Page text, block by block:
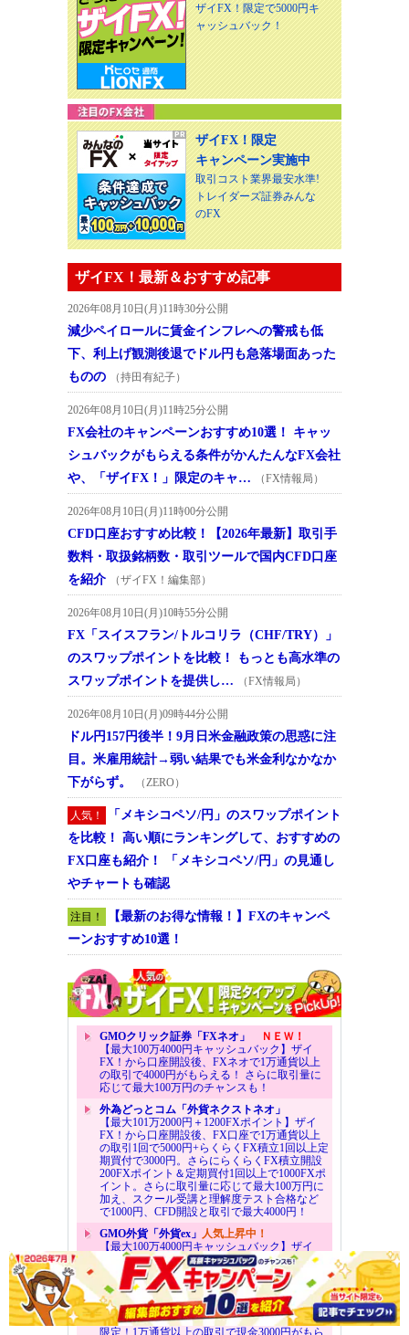
ザイFX！限定で5000円キ
ャッシュバック！
ザイFX！限定
キャンペーン実施中
取引コスト業界最安水準!
トレイダーズ証券みんな
のFX
ザイFX！最新＆おすすめ記事
2026年08月10日(月)11時30分公開
減少ペイロールに賃金インフレへの警戒も低
下、利上げ観測後退でドル円も急落場面あった
ものの
（持田有紀子）
2026年08月10日(月)11時25分公開
FX会社のキャンペーンおすすめ10選！ キャッ
シュバックがもらえる条件がかんたんなFX会社
や、「ザイFX！」限定のキャ…
（FX情報局）
2026年08月10日(月)11時00分公開
CFD口座おすすめ比較！【2026年最新】取引手
数料・取扱銘柄数・取引ツールで国内CFD口座
を紹介
（ザイFX！編集部）
2026年08月10日(月)10時55分公開
FX「スイスフラン/トルコリラ（CHF/TRY）」
のスワップポイントを比較！ もっとも高水準の
スワップポイントを提供し…
（FX情報局）
2026年08月10日(月)09時44分公開
ドル円157円後半！9月日米金融政策の思惑に注
目。米雇用統計→弱い結果でも米金利なかなか
下がらず。
（ZERO）
人気！
「メキシコペソ/円」のスワップポイント
を比較！ 高い順にランキングして、おすすめの
FX口座も紹介！ 「メキシコペソ/円」の見通し
やチャートも確認
注目！
【最新のお得な情報！】FXのキャンペ
ーンおすすめ10選！
GMOクリック証券「FXネオ」
ＮＥＷ！
【最大100万4000円キャッシュバック】ザイ
FX！から口座開設後、FXネオで1万通貨以上
の取引で4000円がもらえる！ さらに取引量に
応じて最大100万円のチャンスも！
外為どっとコム「外貨ネクストネオ」
【最大101万2000円＋1200FXポイント】ザイ
FX！から口座開設後、FX口座で1万通貨以上
の取引1回で5000円+らくらくFX積立1回以上定
期買付で3000円。さらにらくらくFX積立開設
200FXポイント＆定期買付1回以上で1000FXポ
イント。さらに取引量に応じて最大100万円に
加え、スクール受講と理解度テスト合格など
で1000円、CFD開設と取引で最大4000円！
GMO外貨「外貨ex」 人気上昇中！
【最大100万4000円キャッシュバック】ザイ
FX！から口座開設後、1万通貨以上の取引で
4000円がもらえる！ さらに取引量に応じて最
大100万円のチャンスも！
FXブロードネット
【最大6万3000円キャッシュバック】当サイト
限定！1万通貨以上の取引で現金3000円がもら